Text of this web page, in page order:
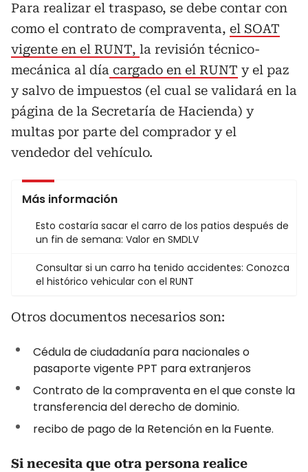
Para realizar el traspaso, se debe contar con
como el contrato de compraventa, el SOAT
vigente en el RUNT, la revisión técnico-
mecánica al día cargado en el RUNT y el paz
y salvo de impuestos (el cual se validará en la
página de la Secretaría de Hacienda) y
multas por parte del comprador y el
vendedor del vehículo.
Más información
Esto costaría sacar el carro de los patios después de
un fin de semana: Valor en SMDLV
Consultar si un carro ha tenido accidentes: Conozca
el histórico vehicular con el RUNT
Otros documentos necesarios son:
Cédula de ciudadanía para nacionales o
pasaporte vigente PPT para extranjeros
Contrato de la compraventa en el que conste la
transferencia del derecho de dominio.
recibo de pago de la Retención en la Fuente.
Si necesita que otra persona realice